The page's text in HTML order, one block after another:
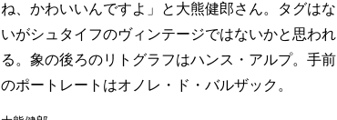
ね、かわいいんですよ」と大熊健郎さん。タグはな
いがシュタイフのヴィンテージではないかと思われ
る。象の後ろのリトグラフはハンス・アルプ。手前
のポートレートはオノレ・ド・バルザック。